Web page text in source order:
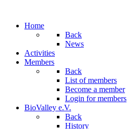
Home
Back
News
Activities
Members
Back
List of members
Become a member
Login for members
BioValley e.V.
Back
History